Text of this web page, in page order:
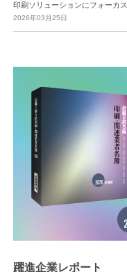
印刷ソリューションにフォーカス
2026年03月25日
躍進企業レポート